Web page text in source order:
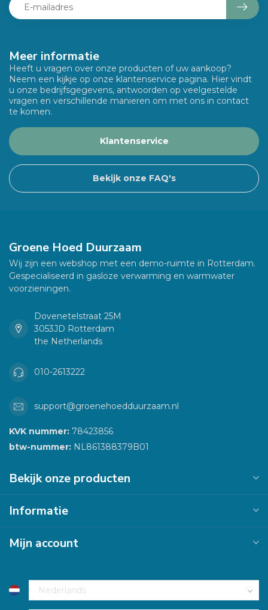
Meer informatie
Heeft u vragen over onze producten of uw aankoop?
Neem een kijkje op onze klantenservice pagina. Hier vindt
u onze bedrijfsgegevens, antwoorden op veelgestelde
vragen en verschillende manieren om met ons in contact
te komen.
Klantenservice
Bekijk onze FAQ's
Groene Hoed Duurzaam
Wij zijn een webshop met een demo-ruimte in Rotterdam.
Gespecialiseerd in gasloze verwarming en warmwater
voorzieningen.
Dovenetelstraat 25M
3053JD Rotterdam
the Netherlands
010-2613222
support@groenehoedduurzaam.nl
KVK nummer: 78423856
btw-nummer: NL861388379B01
Bekijk onze producten
Informatie
Mijn account